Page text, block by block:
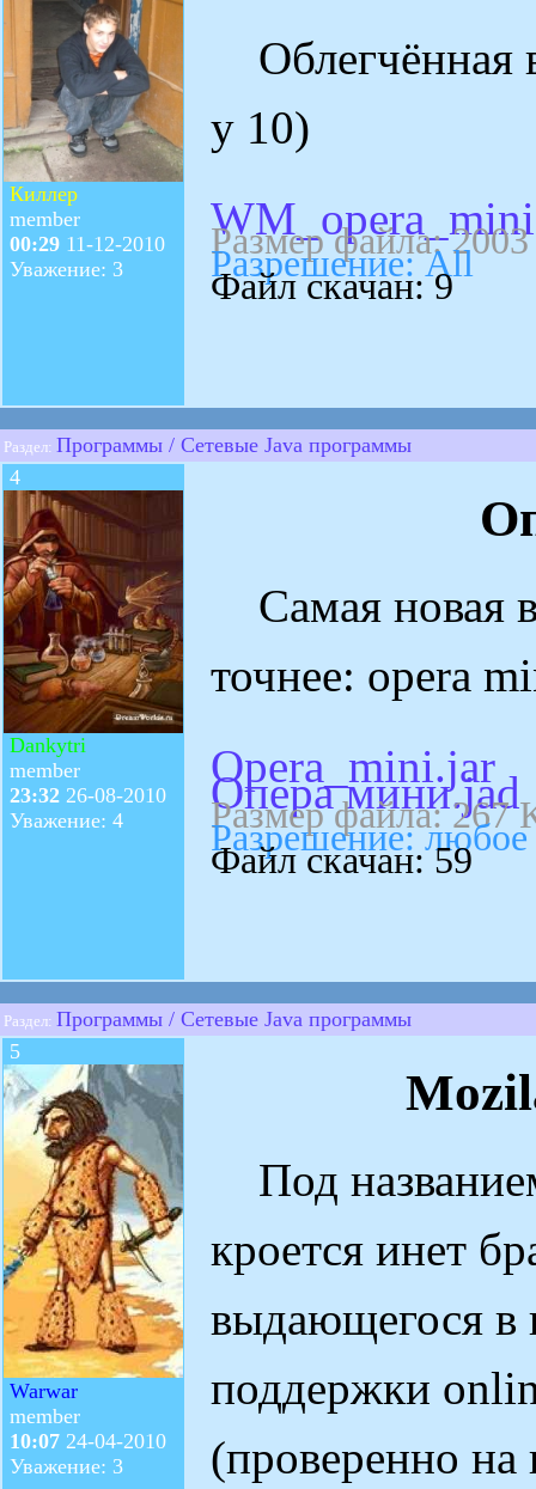
Киллер
member
00:29 11-12-2010
Уважение: 3
Облегчённая
у 10)
Размер файла:
Разрешение: All
Файл скачан: 9
Раздел: Программы / Сетевые Java программы
4
Dankytri
member
23:32 26-08-2010
Уважение: 4
Самая новая
точнее: opera
Opera_mini.jar
Опера мини.jad
Размер файла: 267
Разрешение: любое
Файл скачан: 59
Раздел: Программы / Сетевые Java программы
5
Warwar
member
10:07 24-04-2010
Уважение: 3
Под
кроется инет
выдающегося в
поддержки
(проверенно на